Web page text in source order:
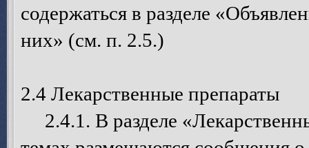
содержаться в разделе
них» (см. п. 2.5.)
2.4 Лекарственные препараты
2.4.1. В разделе